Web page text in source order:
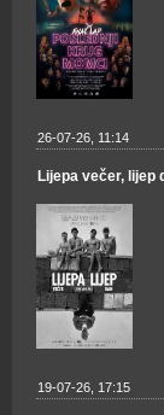
26-07-26, 11:14
Lijepa večer, lijep
19-07-26, 17:15